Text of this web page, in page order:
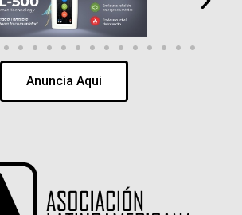
Anuncia Aqui